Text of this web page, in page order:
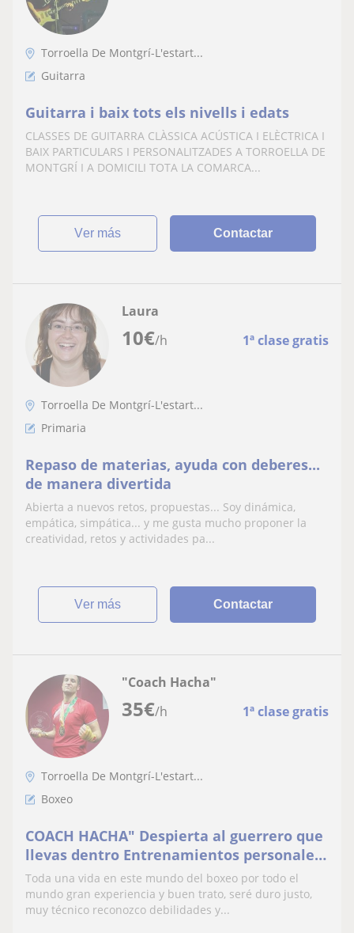
Torroella De Montgrí-L'estart...
Guitarra
Guitarra i baix tots els nivells i edats
CLASSES DE GUITARRA CLÀSSICA ACÚSTICA I ELÈCTRICA I
BAIX PARTICULARS I PERSONALITZADES A TORROELLA DE
MONTGRÍ I A DOMICILI TOTA LA COMARCA...
ver más Contactar
10€/h 1ª clase gratis
Laura
Torroella De Montgrí-L'estart...
Primaria
Repaso de materias, ayuda con deberes...
de manera divertida
Abierta a nuevos retos, propuestas... Soy dinámica,
empática, simpática... y me gusta mucho proponer la
creatividad, retos y actividades pa...
ver más Contactar
35€/h 1ª clase gratis
"Coach Hacha"
Torroella De Montgrí-L'estart...
Boxeo
COACH HACHA" Despierta al guerrero que
llevas dentro Entrenamientos personales
– estilo vikingo – mente y cuerpo en
combate
Toda una vida en este mundo del boxeo por todo el
mundo gran experiencia y buen trato, seré duro justo,
muy técnico reconozco debilidades y...